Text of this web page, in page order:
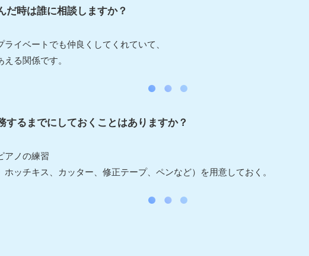
だ時は誰に相談しますか？
イベートでも仲良くしてくれていて、
る関係です。
するまでにしておくことはありますか？
アノの練習
ホッチキス、カッター、修正テープ、ペンなど）を用意しておく。